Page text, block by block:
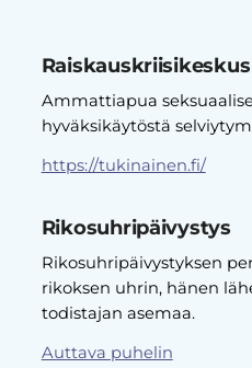
Ammattiapua
hyväksikäytöstä
https://tukinainen.fi/
Rikosuhripäivystys
Rikosuhripäivystyksen
rikoksen uhrin, hänen
todistajan asemaa.
Auttava puhelin